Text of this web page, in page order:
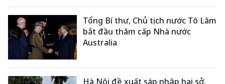
Tổng Bí thư, Chủ tịch nước Tô Lâm
bắt đầu thăm cấp Nhà nước
Australia
Hà Nội đề xuất sáp nhập hai sở,